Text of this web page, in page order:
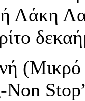
Λάκη
Νon